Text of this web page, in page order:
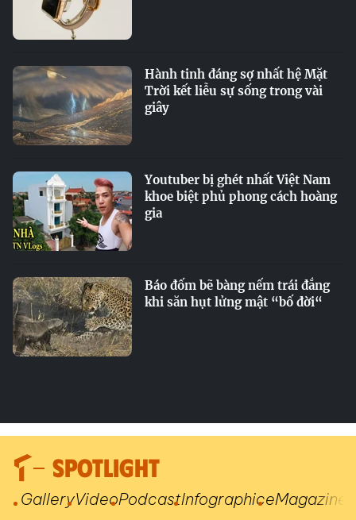
Hành tinh đáng sợ nhất hệ Mặt
Trời kết liễu sự sống trong vài
giây
Youtuber bị ghét nhất Việt Nam
khoe biệt phủ phong cách hoàng
gia
Báo đốm bẽ bàng nếm trái đắng
khi săn hụt lửng mật “bố đời“
SPOTLIGHT
GalleryVideoPodcastInfographiceMagazine